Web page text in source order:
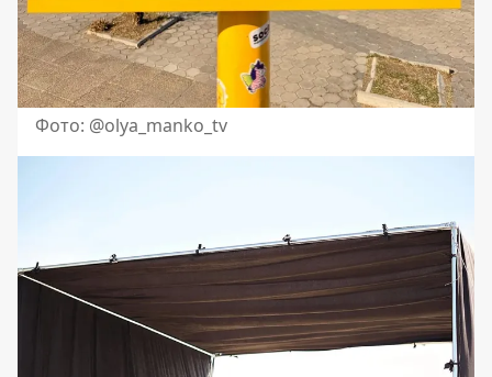
Фото: @olya_manko_tv